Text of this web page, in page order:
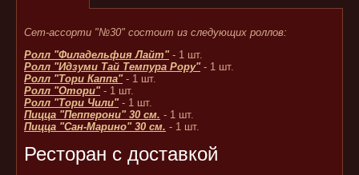
Сет-ассорти "№30" состоит из следующих роллов:
Ролл "Филадельфия Лайт"- 1 шт.
Ролл "Идзуми Тай Темпура Рору"- 1 шт.
Ролл "Тори Каппа"- 1 шт.
Ролл "Отори"- 1 шт.
Ролл "Тори Чили"- 1 шт.
Пицца "Пепперони" 30 см. - 1 шт.
Пицца "Сан-Марино" 30 см. - 1 шт.
Ресторан с доставкой